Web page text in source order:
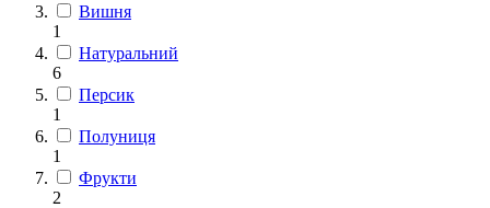
Вишня
1
Натуральний
6
Персик
1
Полуниця
1
Фрукти
2